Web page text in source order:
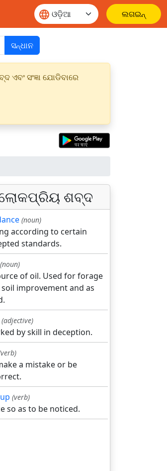
ଲଗଇନ୍
ସନ୍ଧାନ
ସଂଜ୍ଞା ଯୋଡିବାରେ
ଶବ୍ଦ
(noun)
according to certain
standards.
(noun)
of oil. Used for forage
improvement and as
(adjective)
by skill in deception.
a mistake or be
(verb)
so as to be noticed.